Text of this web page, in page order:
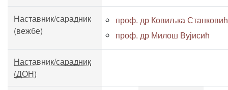
Наставник/сарадник
(вежбе)
проф. др Ковиљка Станковић
проф. др Милош Вујисић
Наставник/сарадник
(ДОН)